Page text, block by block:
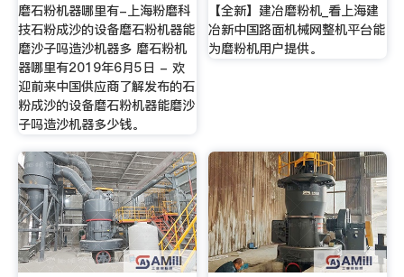
磨石粉机器哪里有-上海粉磨科
技石粉成沙的设备磨石粉机器能
磨沙子吗造沙机器多 磨石粉机
器哪里有2019年6月5日 - 欢
迎前来中国供应商了解发布的石
粉成沙的设备磨石粉机器能磨沙
子吗造沙机器多少钱。
【全新】建冶磨粉机_看上海建
冶新中国路面机械网整机平台能
为磨粉机用户提供。